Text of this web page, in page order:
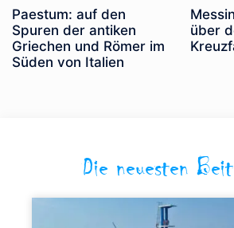
Paestum: auf den
Spuren der antiken
Griechen und Römer im
Süden von Italien
über
Die neuesten